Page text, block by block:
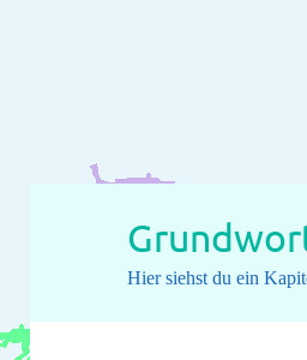
Hier siehst du ein